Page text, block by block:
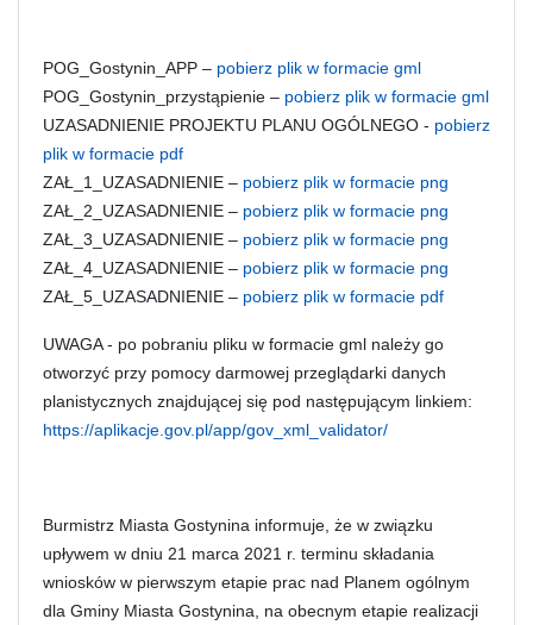
POG_Gostynin_APP – pobierz plik w formacie gml
POG_Gostynin_przystąpienie – pobierz plik w formacie gml
UZASADNIENIE PROJEKTU PLANU OGÓLNEGO - pobierz
plik w formacie pdf
ZAŁ_1_UZASADNIENIE – pobierz plik w formacie png
ZAŁ_2_UZASADNIENIE – pobierz plik w formacie png
ZAŁ_3_UZASADNIENIE – pobierz plik w formacie png
ZAŁ_4_UZASADNIENIE – pobierz plik w formacie png
ZAŁ_5_UZASADNIENIE – pobierz plik w formacie pdf
UWAGA - po pobraniu pliku w formacie gml należy go
otworzyć przy pomocy darmowej przeglądarki danych
planistycznych znajdującej się pod następującym linkiem:
https://aplikacje.gov.pl/app/gov_xml_validator/
Burmistrz Miasta Gostynina informuje, że w związku
upływem w dniu 21 marca 2021 r. terminu składania
wniosków w pierwszym etapie prac nad Planem ogólnym
dla Gminy Miasta Gostynina, na obecnym etapie realizacji